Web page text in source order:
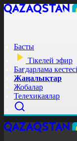
Басты
Тікелей эфир
Бағдарлама кестесі
Жаңалықтар
Жобалар
Телехикаялар